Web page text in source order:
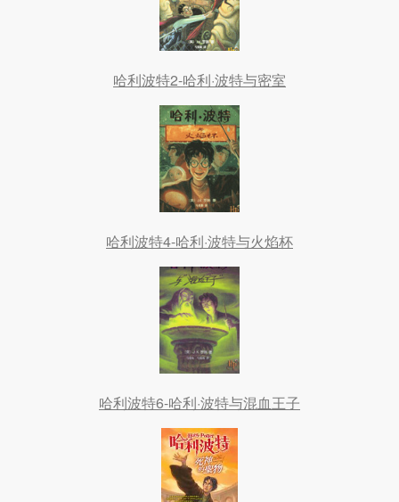
哈利波特2-哈利·波特与密室
哈利波特4-哈利·波特与火焰杯
哈利波特6-哈利·波特与混血王子